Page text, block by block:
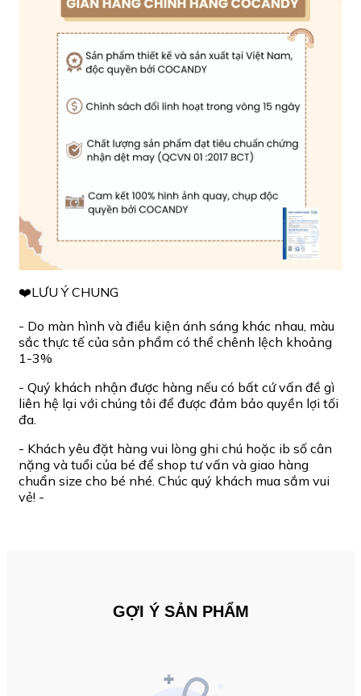
❤️LƯU Ý CHUNG
- Do màn hình và điều kiện ánh sáng khác nhau, màu
sắc thực tế của sản phẩm có thể chênh lệch khoảng
1-3%
- Quý khách nhận được hàng nếu có bất cứ vấn đề gì
liên hệ lại với chúng tôi để được đảm bảo quyền lợi tối
đa.
- Khách yêu đặt hàng vui lòng ghi chú hoặc ib số cân
nặng và tuổi của bé để shop tư vấn và giao hàng
chuẩn size cho bé nhé. Chúc quý khách mua sắm vui
vẻ! -
GỢI Ý SẢN PHẨM